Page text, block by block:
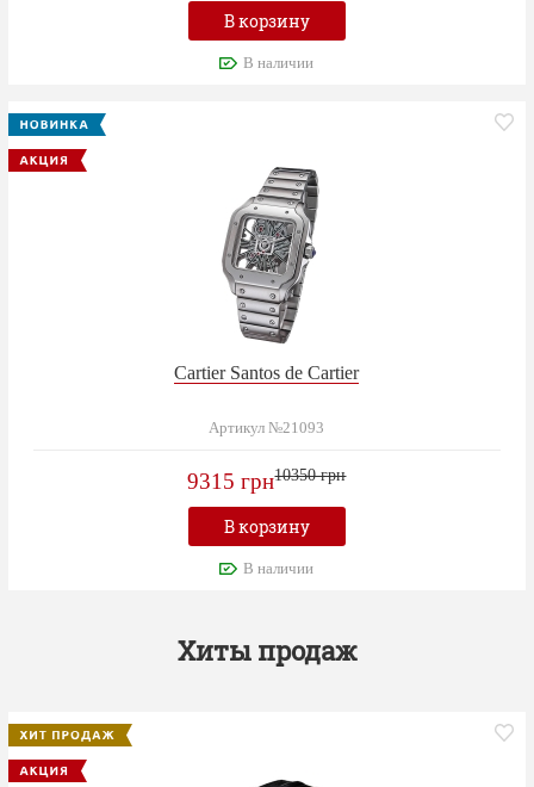
В корзину
В наличии
Cartier Santos de Cartier
Артикул №21093
9315 грн10350 грн
В корзину
В наличии
Хиты продаж